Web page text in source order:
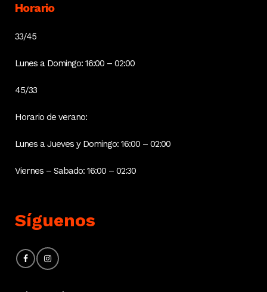
Horario
33/45
Lunes a Domingo: 16:00 – 02:00
45/33
Horario de verano:
Lunes a Jueves y Domingo: 16:00 – 02:00
Viernes – Sabado: 16:00 – 02:30
Síguenos